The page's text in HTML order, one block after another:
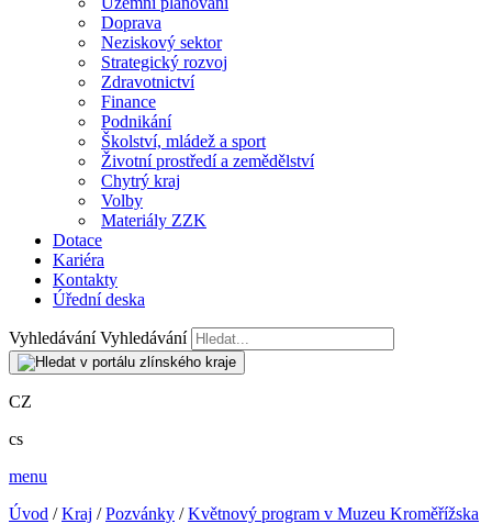
Doprava
Neziskový sektor
Strategický rozvoj
Zdravotnictví
Finance
Podnikání
Školství, mládež a sport
Životní prostředí a zemědělství
Chytrý kraj
Volby
Materiály ZZK
Dotace
Kariéra
Kontakty
Úřední deska
Vyhledávání Vyhledávání
CZ
cs
menu
Úvod /Kraj /Pozvánky /Květnový program v Muzeu Kroměřížska